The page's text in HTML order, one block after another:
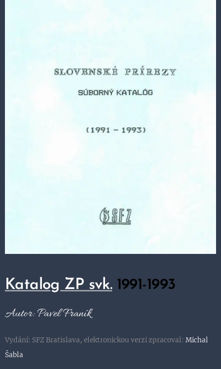
Katalog ZP svk. 1991-1993
Autor: Pavel Franík
Vydání: SFZ Bratislava, elektronickou verzi zpracoval: Michal
Šabla